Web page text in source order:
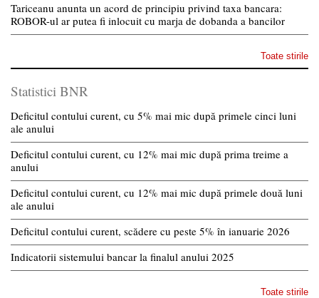
Tariceanu anunta un acord de principiu privind taxa bancara:
ROBOR-ul ar putea fi inlocuit cu marja de dobanda a bancilor
Toate stirile
Statistici BNR
Deficitul contului curent, cu 5% mai mic după primele cinci luni
ale anului
Deficitul contului curent, cu 12% mai mic după prima treime a
anului
Deficitul contului curent, cu 12% mai mic după primele două luni
ale anului
Deficitul contului curent, scădere cu peste 5% în ianuarie 2026
Indicatorii sistemului bancar la finalul anului 2025
Toate stirile